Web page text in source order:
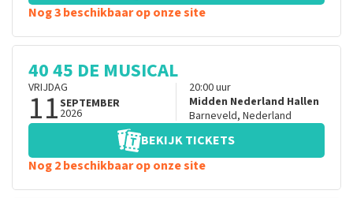
Nog 3 beschikbaar op onze site
40 45 DE MUSICAL
VRIJDAG
11SEPTEMBER
2026
20:00uur
Midden Nederland Hallen
Barneveld, Nederland
BEKIJK TICKETS
Nog 2 beschikbaar op onze site